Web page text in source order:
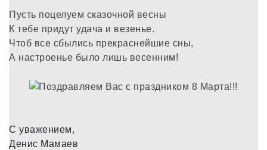
Пусть поцелуем сказочной весны
К тебе придут удача и везенье.
Чтоб все сбылись прекраснейшие сны,
А настроенье было лишь весенним!
С уважением,
Денис Мамаев